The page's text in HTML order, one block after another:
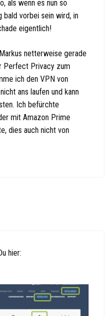
als wenn es nun so
bald vorbei sein wird, in
eigentlich!
netterweise gerade
Perfect Privacy zum
ich den VPN von
ans laufen und kann
Ich befürchte
mit Amazon Prime
dies auch nicht von
hier: